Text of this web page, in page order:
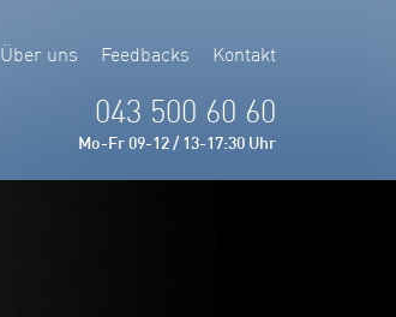
Über uns Feedbacks Kontakt
043 500 60 60
Mo-Fr 09-12 / 13-17:30 Uhr